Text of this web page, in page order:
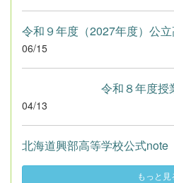
06/15
令和８年度授業参
04/13
北海道興部高等学校公式note
もっと見